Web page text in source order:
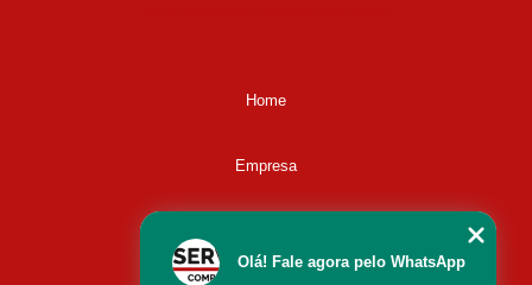
Home
Empresa
Olá! Fale agora pelo WhatsApp